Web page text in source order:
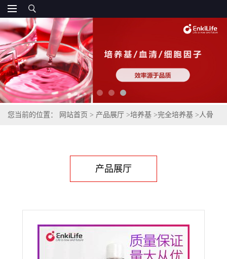
您当前的位置： 网站首页 > 产品展厅 >培养基 >完全培养基 >人骨
产品展厅